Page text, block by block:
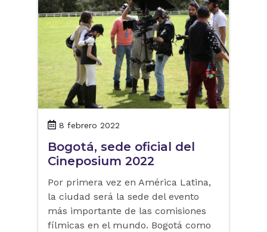
8 febrero 2022
Bogotá, sede oficial del
Cineposium 2022
Por primera vez en América Latina,
la ciudad será la sede del evento
más importante de las comisiones
fílmicas en el mundo. Bogotá como